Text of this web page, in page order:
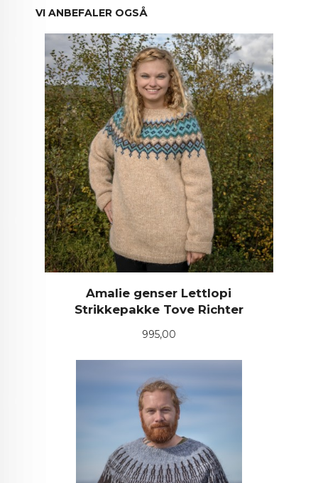
VI ANBEFALER OGSÅ
Amalie genser Lettlopi
Strikkepakke Tove Richter
Pris
995,00